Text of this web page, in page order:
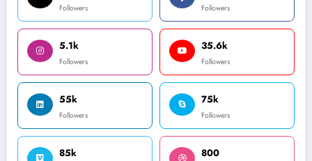
Followers Followers
5.1k
Followers
35.6k
Followers
55k
Followers
75k
Followers
85k 800